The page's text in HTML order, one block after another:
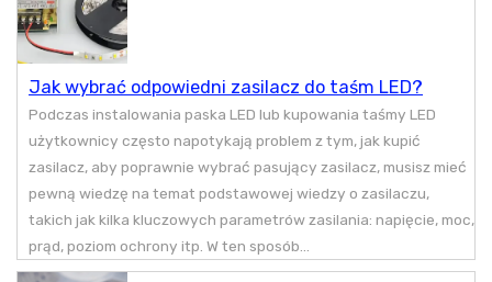
Jak wybrać odpowiedni zasilacz do taśm LED?
Podczas instalowania paska LED lub kupowania taśmy LED
użytkownicy często napotykają problem z tym, jak kupić
zasilacz, aby poprawnie wybrać pasujący zasilacz, musisz mieć
pewną wiedzę na temat podstawowej wiedzy o zasilaczu,
takich jak kilka kluczowych parametrów zasilania: napięcie, moc,
prąd, poziom ochrony itp. W ten sposób...